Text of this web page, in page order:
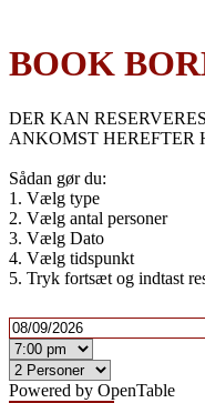
BOOK
DER KAN
ANKOMST HEREFTER
Sådan gør du:
1. Vælg type
2. Vælg antal personer
3. Vælg Dato
4. Vælg tidspunkt
5. Tryk fortsæt og indtast
Powered by OpenTable